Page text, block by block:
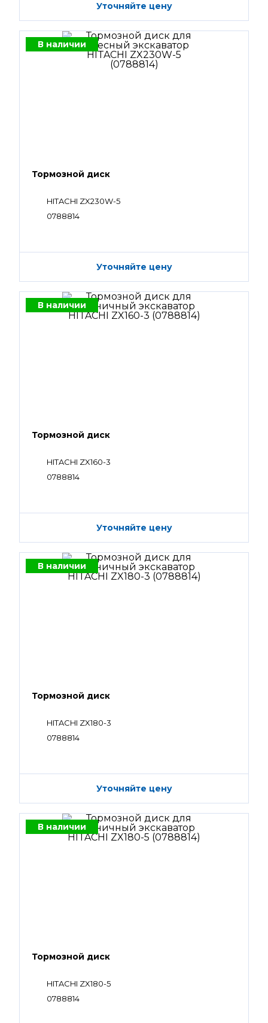
Уточняйте цену
В наличии
Тормозной диск
HITACHI ZX230W-5
0788814
Уточняйте цену
В наличии
Тормозной диск
HITACHI ZX160-3
0788814
Уточняйте цену
В наличии
Тормозной диск
HITACHI ZX180-3
0788814
Уточняйте цену
В наличии
Тормозной диск
HITACHI ZX180-5
0788814